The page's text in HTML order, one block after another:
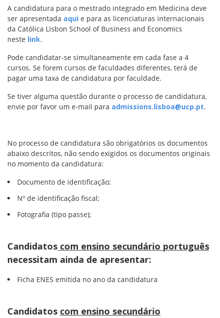
A candidatura para o mestrado integrado em Medicina deve
ser apresentada aqui e para as licenciaturas internacionais
da Católica Lisbon School of Business and Economics
neste link.
Pode candidatar-se simultaneamente em cada fase a 4
cursos. Se forem cursos de faculdades diferentes, terá de
pagar uma taxa de candidatura por faculdade.
Se tiver alguma questão durante o processo de candidatura,
envie por favor um e-mail para admissions.lisboa@ucp.pt.
No processo de candidatura são obrigatórios os documentos
abaixo descritos, não sendo exigidos os documentos originais
no momento da candidatura:
Documento de identificação;
Nº de identificação fiscal;
Fotografia (tipo passe);
Candidatos com ensino secundário português
necessitam ainda de apresentar:
Ficha ENES emitida no ano da candidatura
Candidatos com ensino secundário